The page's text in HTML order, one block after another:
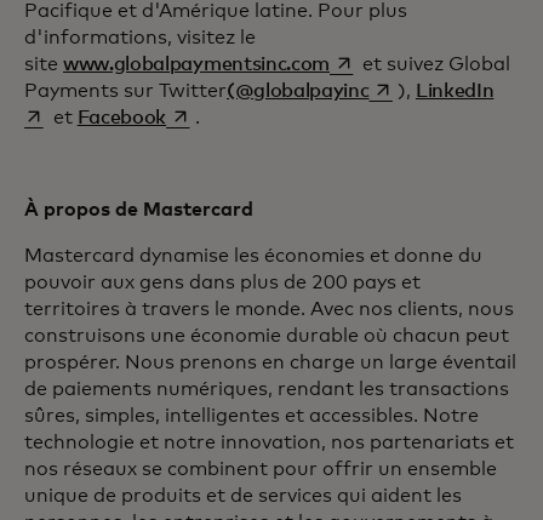
Pacifique et d'Amérique latine. Pour plus
d'informations, visitez le
site www.globalpaymentsinc.com s’ouvre dans un
et suivez Global
Payments sur Twitter(@globalpayincs’ouvre dans un
), LinkedIn
et Facebook s’ouvre dans un nouvel onglet
.
À propos de Mastercard
Mastercard dynamise les économies et donne du
pouvoir aux gens dans plus de 200 pays et
territoires à travers le monde. Avec nos clients, nous
construisons une économie durable où chacun peut
prospérer. Nous prenons en charge un large éventail
de paiements numériques, rendant les transactions
sûres, simples, intelligentes et accessibles. Notre
technologie et notre innovation, nos partenariats et
nos réseaux se combinent pour offrir un ensemble
unique de produits et de services qui aident les